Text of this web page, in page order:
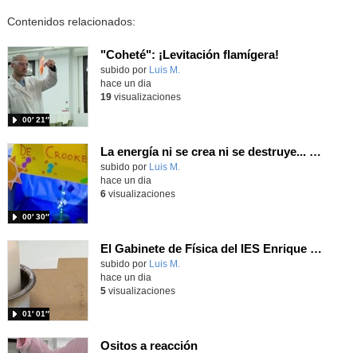
Contenidos relacionados:
"Coheté": ¡Levitación flamígera!
Contenido educativo.
subido por Luis M.
00′ 21″
hace un dia
19visualizaciones
La energía ni se crea ni se destruye... ¡se experimenta! El Tierno en la Feria Madrid es Ciencia 2026
Contenido educativo.
subido por Luis M.
00′ 30″
hace un dia
6visualizaciones
El Gabinete de Física del IES Enrique Tierno Galván de Parla (Curso 25-26)
Contenido educativo.
subido por Luis M.
01′ 01″
hace un dia
5visualizaciones
Ositos a reacción